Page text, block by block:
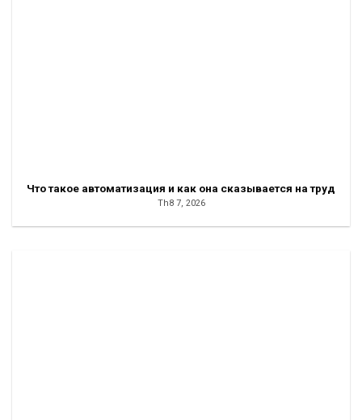
Что такое автоматизация и как она сказывается на труд
Th8 7, 2026